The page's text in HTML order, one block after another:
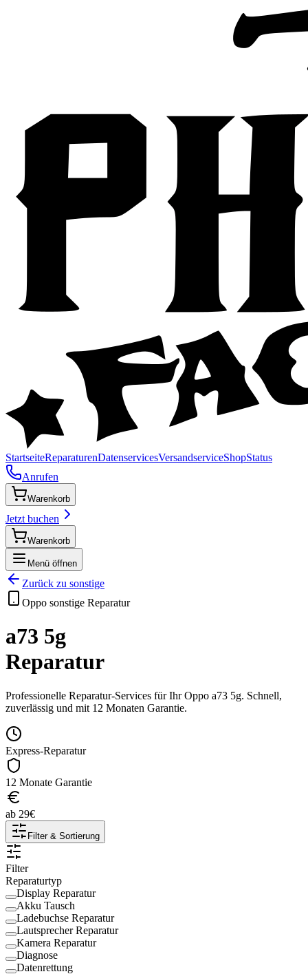
StartseiteReparaturenDatenservicesVersandserviceShopStatus
Anrufen
Warenkorb
Jetzt buchen
Warenkorb
Menü öffnen
Zurück zu sonstige
Oppo sonstige Reparatur
a73 5g
Reparatur
Professionelle Reparatur-Services für IhrOppo a73 5g. Schnell,
zuverlässig und mit 12 Monaten Garantie.
Express-Reparatur
12 Monate Garantie
ab 29€
Filter & Sortierung
Filter
Reparaturtyp
Display Reparatur
Akku Tausch
Ladebuchse Reparatur
Lautsprecher Reparatur
Kamera Reparatur
Diagnose
Datenrettung